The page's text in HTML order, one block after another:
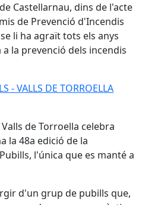
Castellarnau, dins de l'acte
de Prevenció d'Incendis
li ha agraït tots els anys
la prevenció dels incendis
- VALLS DE TORROELLA
de Torroella celebra
la 48a edició de la
l'única que es manté a
d'un grup de pubills que,